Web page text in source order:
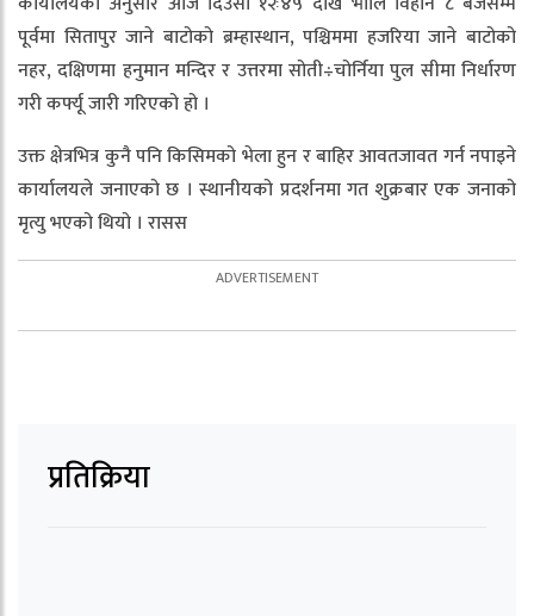
पूर्वमा सितापुर जाने बाटोको ब्रम्हास्थान, पश्चिममा हजरिया जाने बाटोको
नहर, दक्षिणमा हनुमान मन्दिर र उत्तरमा सोती÷चोर्निया पुल सीमा निर्धारण
गरी कर्फ्यू जारी गरिएको हो ।
उक्त क्षेत्रभित्र कुनै पनि किसिमको भेला हुन र बाहिर आवतजावत गर्न नपाइने
कार्यालयले जनाएको छ । स्थानीयको प्रदर्शनमा गत शुक्रबार एक जनाको
मृत्यु भएको थियो । रासस
प्रतिक्रिया